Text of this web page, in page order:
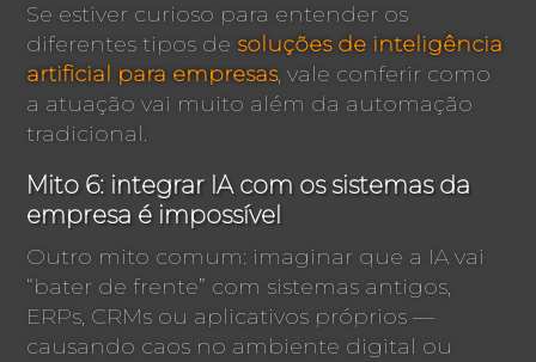
Se estiver curioso para entender os
diferentes tipos de soluções de inteligência
artificial para empresas, vale conferir como
a atuação vai muito além da automação
tradicional.
Mito 6: integrar IA com os sistemas da
empresa é impossível
Outro mito comum: imaginar que a IA vai
“bater de frente” com sistemas antigos,
ERPs, CRMs ou aplicativos próprios —
causando caos no ambiente digital ou